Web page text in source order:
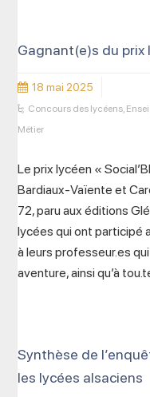
Gagnant(e)s du prix
18 mai 2025
Concours des lycéens,
Métier
Le prix lycéen «
Bardiaux-Vaïente et
72, paru aux éditions
lycées qui ont participé
à leurs professeur.es
aventure, ainsi qu’à
Synthèse de
les lycées alsaciens